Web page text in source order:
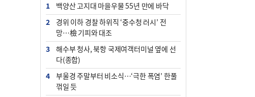
1
백양산 고지대 마을우물 55년 만에 바닥
2
경위 이하 경찰 하위직 ‘중수청 러시’ 전
망…檢 기피와 대조
3
해수부 청사, 북항 국제여객터미널 옆에 선
다(종합)
4
부울경 주말부터 비소식…‘극한 폭염’ 한풀
꺾일 듯